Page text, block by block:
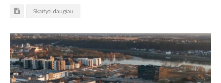
Skaityti daugiau